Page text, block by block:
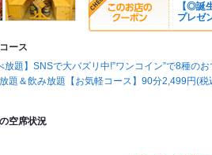
【◎誕
プレゼ
ース
放題】SNSで大バズリ中!”ワンコイン”で8種の
題＆飲み放題【お気軽コース】90分2,499円(税
空席状況